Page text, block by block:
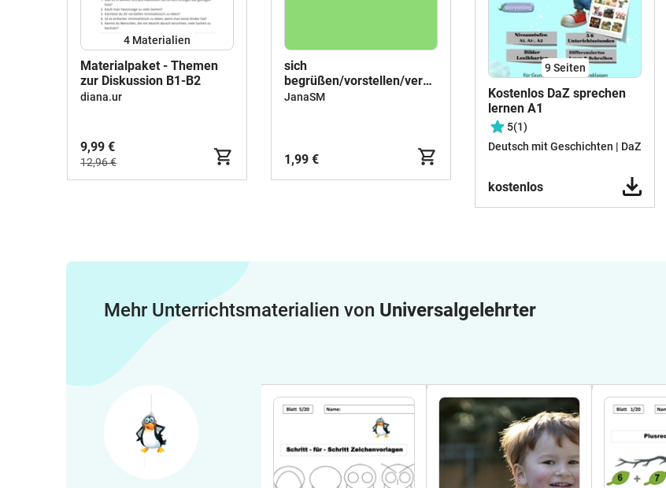
4 Materialien
Materialpaket - Themen
zur Diskussion B1-B2
diana.ur
9,99 €
12,96 €
sich
begrüßen/vorstellen/verabschieden
(mp3)
JanaSM
1,99 €
9Seiten
Kostenlos DaZ sprechen
lernen A1
5(1)
Deutsch mit Geschichten | DaZ
kostenlos
Mehr Unterrichtsmaterialien von Universalgelehrter